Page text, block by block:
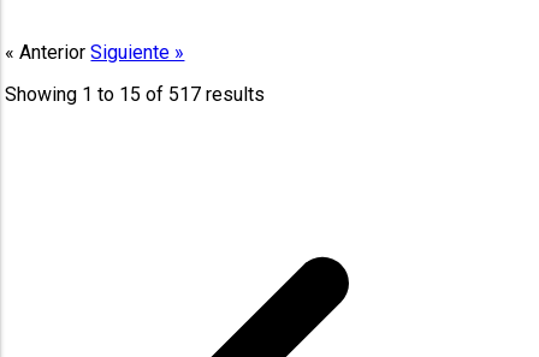
« AnteriorSiguiente »
Showing 1 to 15 of 517 results